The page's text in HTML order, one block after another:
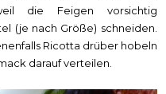
die Feigen vorsichtig
(je nach Größe) schneiden.
Ricotta drüber hobeln
darauf verteilen.